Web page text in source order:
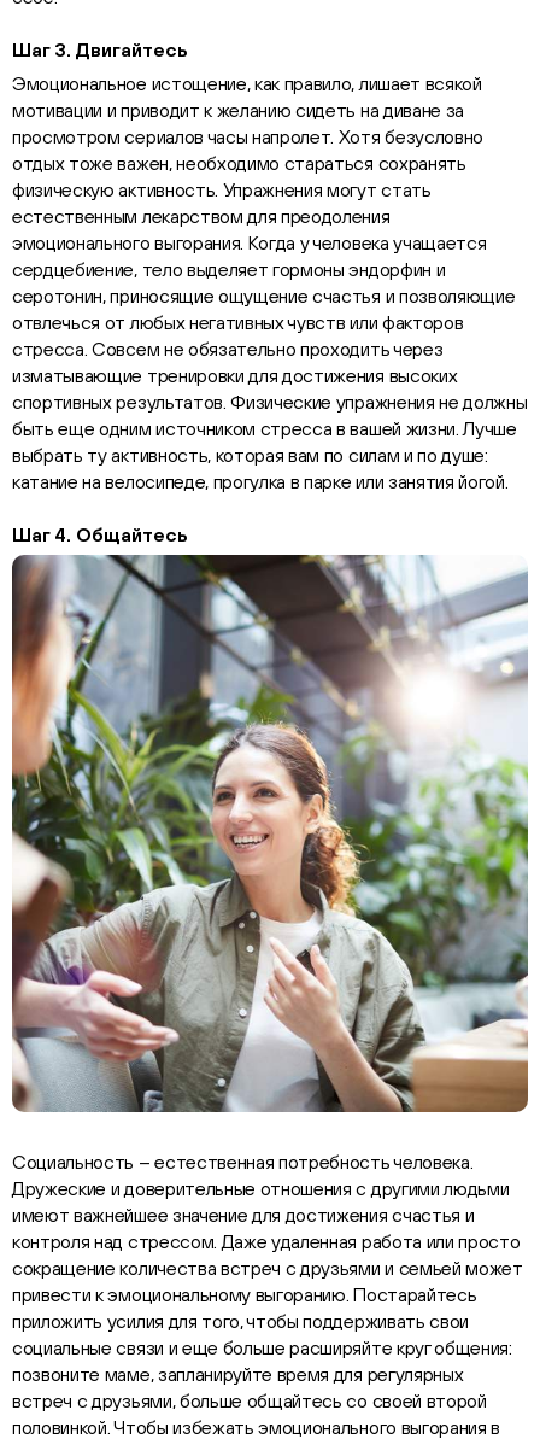
Шаг 3. Двигайтесь
Эмоциональное истощение, как правило, лишает всякой
мотивации и приводит к желанию сидеть на диване за
просмотром сериалов часы напролет. Хотя безусловно
отдых тоже важен, необходимо стараться сохранять
физическую активность. Упражнения могут стать
естественным лекарством для преодоления
эмоционального выгорания. Когда у человека учащается
сердцебиение, тело выделяет гормоны эндорфин и
серотонин, приносящие ощущение счастья и позволяющие
отвлечься от любых негативных чувств или факторов
стресса. Совсем не обязательно проходить через
изматывающие тренировки для достижения высоких
спортивных результатов. Физические упражнения не должны
быть еще одним источником стресса в вашей жизни. Лучше
выбрать ту активность, которая вам по силам и по душе:
катание на велосипеде, прогулка в парке или занятия йогой.
Шаг 4. Общайтесь
Социальность – естественная потребность человека.
Дружеские и доверительные отношения с другими людьми
имеют важнейшее значение для достижения счастья и
контроля над стрессом. Даже удаленная работа или просто
сокращение количества встреч с друзьями и семьей может
привести к эмоциональному выгоранию. Постарайтесь
приложить усилия для того, чтобы поддерживать свои
социальные связи и еще больше расширяйте круг общения:
позвоните маме, запланируйте время для регулярных
встреч с друзьями, больше общайтесь со своей второй
половинкой. Чтобы избежать эмоционального выгорания в